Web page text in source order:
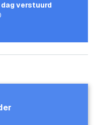
verstuurd